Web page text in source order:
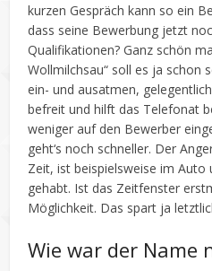
kurzen Gespräch kann so ein
dass seine Bewerbung jetzt
Qualifikationen? Ganz schön
Wollmilchsau“ soll es ja schon
ein- und ausatmen,
befreit und hilft das Telefonat
weniger auf den Bewerber
geht‘s noch schneller. Der
Zeit, ist beispielsweise im Auto
gehabt. Ist das Zeitfenster
Möglichkeit. Das spart ja
Wie war der Name